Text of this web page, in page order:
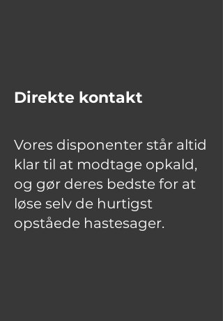
Direkte kontakt
Vores disponenter står altid
klar til at modtage opkald,
og gør deres bedste for at
løse selv de hurtigst
opståede hastesager.